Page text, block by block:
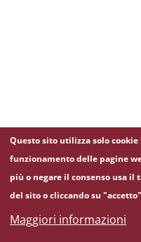
Questo sito utilizza solo
funzionamento delle pagine
più o negare il consenso usa
del sito o cliccando su
Maggiori informazioni